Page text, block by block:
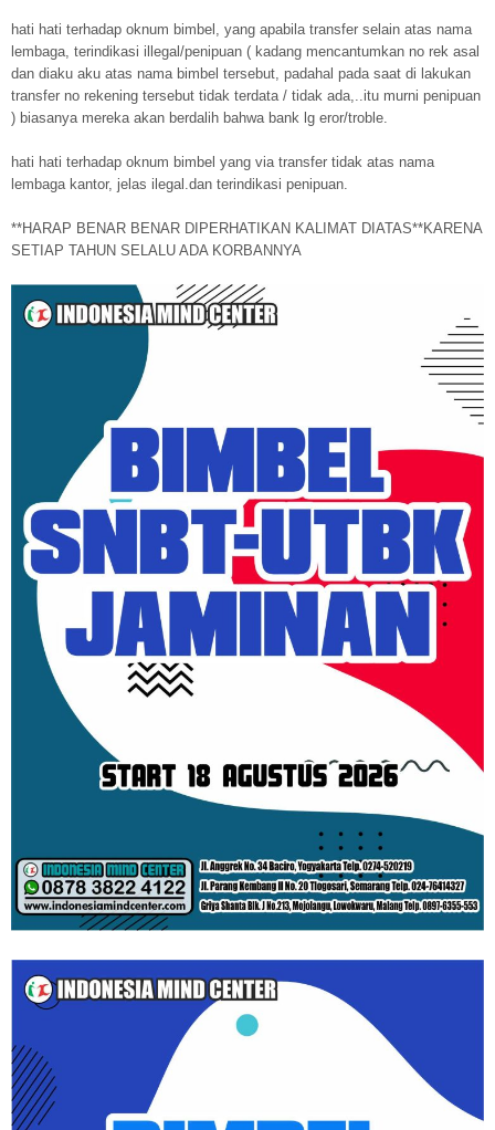
hati hati terhadap oknum bimbel, yang apabila transfer selain atas nama
lembaga, terindikasi illegal/penipuan ( kadang mencantumkan no rek asal
dan diaku aku atas nama bimbel tersebut, padahal pada saat di lakukan
transfer no rekening tersebut tidak terdata / tidak ada,..itu murni penipuan
) biasanya mereka akan berdalih bahwa bank lg eror/troble.
hati hati terhadap oknum bimbel yang via transfer tidak atas nama
lembaga kantor, jelas ilegal.dan terindikasi penipuan.
**HARAP BENAR BENAR DIPERHATIKAN KALIMAT DIATAS**KARENA
SETIAP TAHUN SELALU ADA KORBANNYA